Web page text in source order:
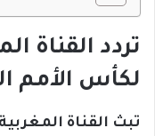
تردد القناة
لكأس الأمم